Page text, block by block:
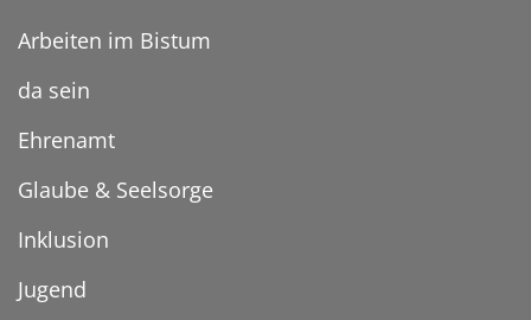
Arbeiten im Bistum
da sein
Ehrenamt
Glaube & Seelsorge
Inklusion
Jugend